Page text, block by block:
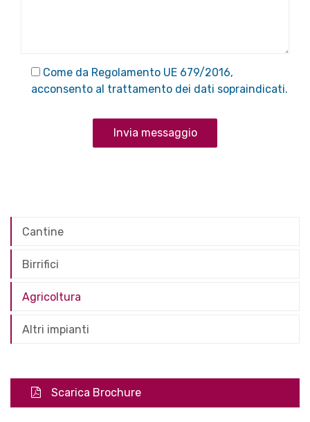
Come da Regolamento UE 679/2016,
acconsento al trattamento dei dati sopraindicati.
Cantine
Birrifici
Agricoltura
Altri impianti
Scarica Brochure